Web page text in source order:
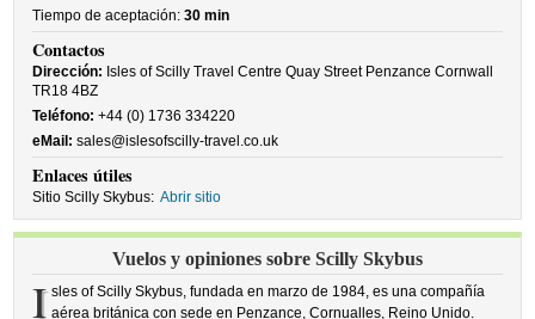
Tiempo de aceptación:30 min
Contactos
Dirección: Isles of Scilly Travel Centre Quay Street Penzance Cornwall
TR18 4BZ
Teléfono: +44 (0) 1736 334220
eMail: sales@islesofscilly-travel.co.uk
Enlaces útiles
Sitio Scilly Skybus: Abrir sitio
Vuelos y opiniones sobre Scilly Skybus
I sles of Scilly Skybus, fundada en marzo de 1984, es una compañía
aérea británica con sede en Penzance, Cornualles, Reino Unido.